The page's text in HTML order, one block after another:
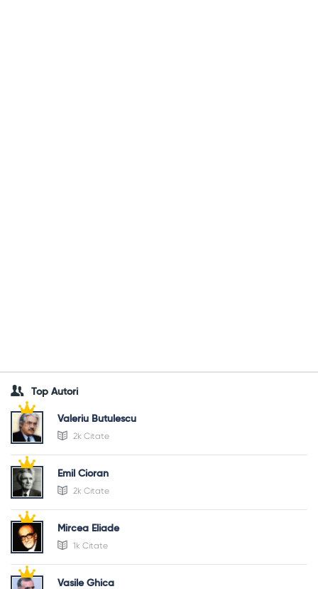
Top Autori
Valeriu Butulescu
2k Citate
Emil Cioran
2k Citate
Mircea Eliade
1k Citate
Vasile Ghica